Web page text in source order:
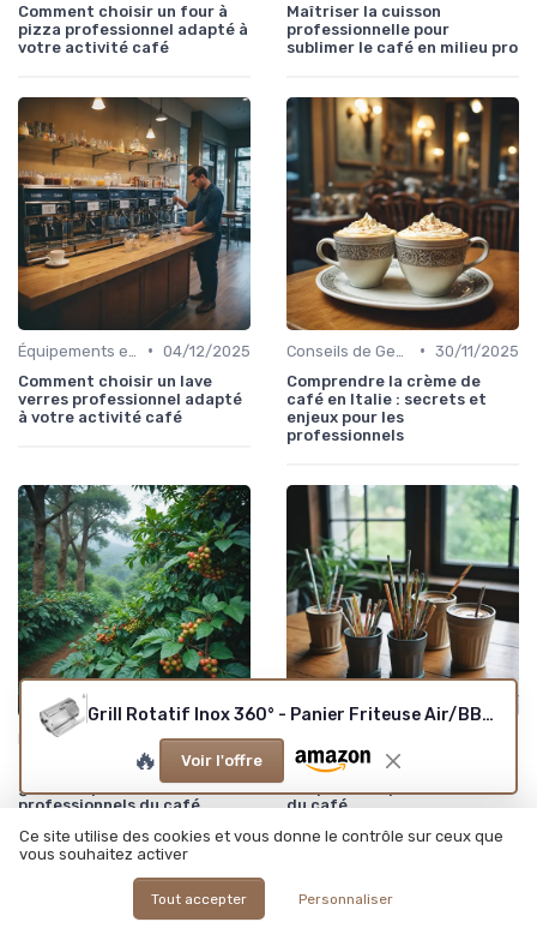
Comment choisir un four à
pizza professionnel adapté à
votre activité café
Maîtriser la cuisson
professionnelle pour
sublimer le café en milieu pro
• 04/12/2025
Comment choisir un lave
verres professionnel adapté
à votre activité café
• 30/11/2025
Comprendre la crème de
café en Italie : secrets et
enjeux pour les
professionnels
16/07/2026
Pourquoi choisir du café en
grain bio pour les
professionnels du café
L’art de choisir la paille maté
du café
Grill Rotatif Inox 360° - Panier Friteuse Air/BBQ (14-23cm) - Cuisson Noix/Café/Légumes - Poids 450-520g - Four/Camping - Livré Avec Tige/Vis Type B
🔥 Voir l'offre
Ce site utilise des cookies et vous donne le contrôle sur ceux que
vous souhaitez activer
Tout accepter Personnaliser